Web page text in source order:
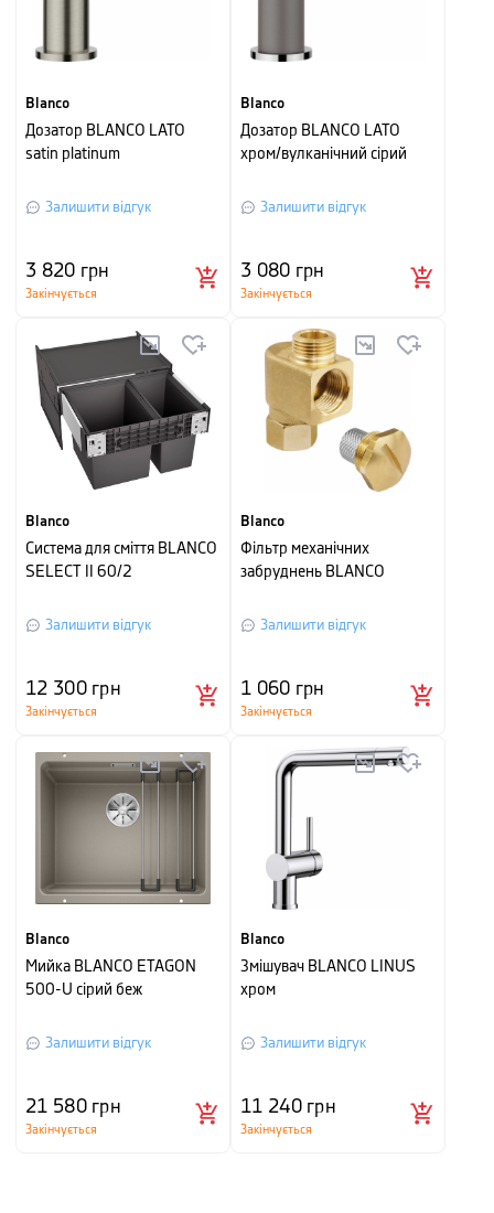
Blanco
Дозатор BLANCO LATO
satin platinum
Залишити відгук
3 820 грн
Закінчується
Blanco
Дозатор BLANCO LATO
хром/вулканічний сірий
Залишити відгук
3 080 грн
Закінчується
Blanco
Система для сміття BLANCO
SELECT II 60/2
Залишити відгук
12 300грн
Закінчується
Blanco
Фільтр механічних
забруднень BLANCO
Залишити відгук
1 060 грн
Закінчується
Blanco
Мийка BLANCO ETAGON
500-U сірий беж
Залишити відгук
21 580грн
Закінчується
Blanco
Змішувач BLANCO LINUS
хром
Залишити відгук
11 240грн
Закінчується